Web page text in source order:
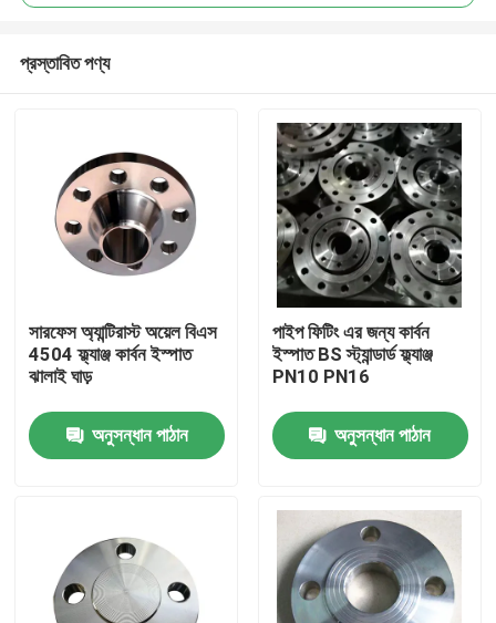
আমাদের সম্পর্কে
প্রস্তাবিত পণ্য
সারফেস অ্যান্টিরাস্ট অয়েল বিএস
4504 ফ্ল্যাঞ্জ কার্বন ইস্পাত
ঝালাই ঘাড়
অনুসন্ধান পাঠান
পাইপ ফিটিং এর জন্য কার্বন
ইস্পাত BS স্ট্যান্ডার্ড ফ্ল্যাঞ্জ
PN10 PN16
অনুসন্ধান পাঠান